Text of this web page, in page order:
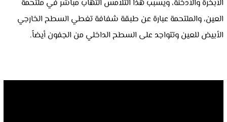
الأبخرة والأدخنة، ويسبب هذا التلامس التهاب مباشر في ملتحمة
العين، والملتحمة عبارة عن طبقة شفافة تغطي السطح الخارجي
الأبيض للعين وتتواجد على السطح الداخلي من الجفون أيضاً.